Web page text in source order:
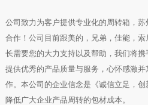
公司致力为客户提供专业化的周转箱，
合作！公司目前跟美的，兄弟，佳能，
长需要您的大力支持以及帮助，我们将
提供优秀的产品质量与服务，心怀感激
作。本公司的企业信念是《诚信立足，
降低广大企业产品周转的包材成本。